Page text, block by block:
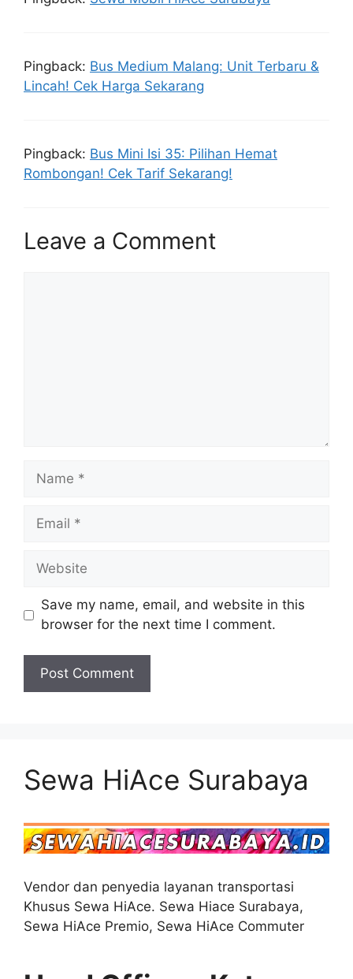
Pingback: Bus Medium Malang: Unit Terbaru &
Lincah! Cek Harga Sekarang
Pingback: Bus Mini Isi 35: Pilihan Hemat
Rombongan! Cek Tarif Sekarang!
Leave a Comment
Save my name, email, and website in this
browser for the next time I comment.
Sewa HiAce Surabaya
Vendor dan penyedia layanan transportasi
Khusus Sewa HiAce. Sewa Hiace Surabaya,
Sewa HiAce Premio, Sewa HiAce Commuter